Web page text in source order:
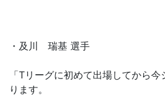
・及川 瑞基 選手
「Tリーグに初めて出場してから
ります。